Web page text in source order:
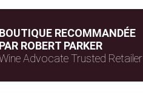
BOUTIQUE RECOMMANDÉE
PAR ROBERT PARKER
Advocate Trusted Retailer